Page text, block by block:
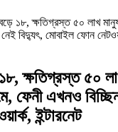
১৮, ক্ষতিগ্রস্ত ৫০ লাখ
বিদ্যুৎ, মোবাইল ফোন
ক্ষতিগ্রস্ত ৫০
ফেনী এখনও
ইন্টারনেট